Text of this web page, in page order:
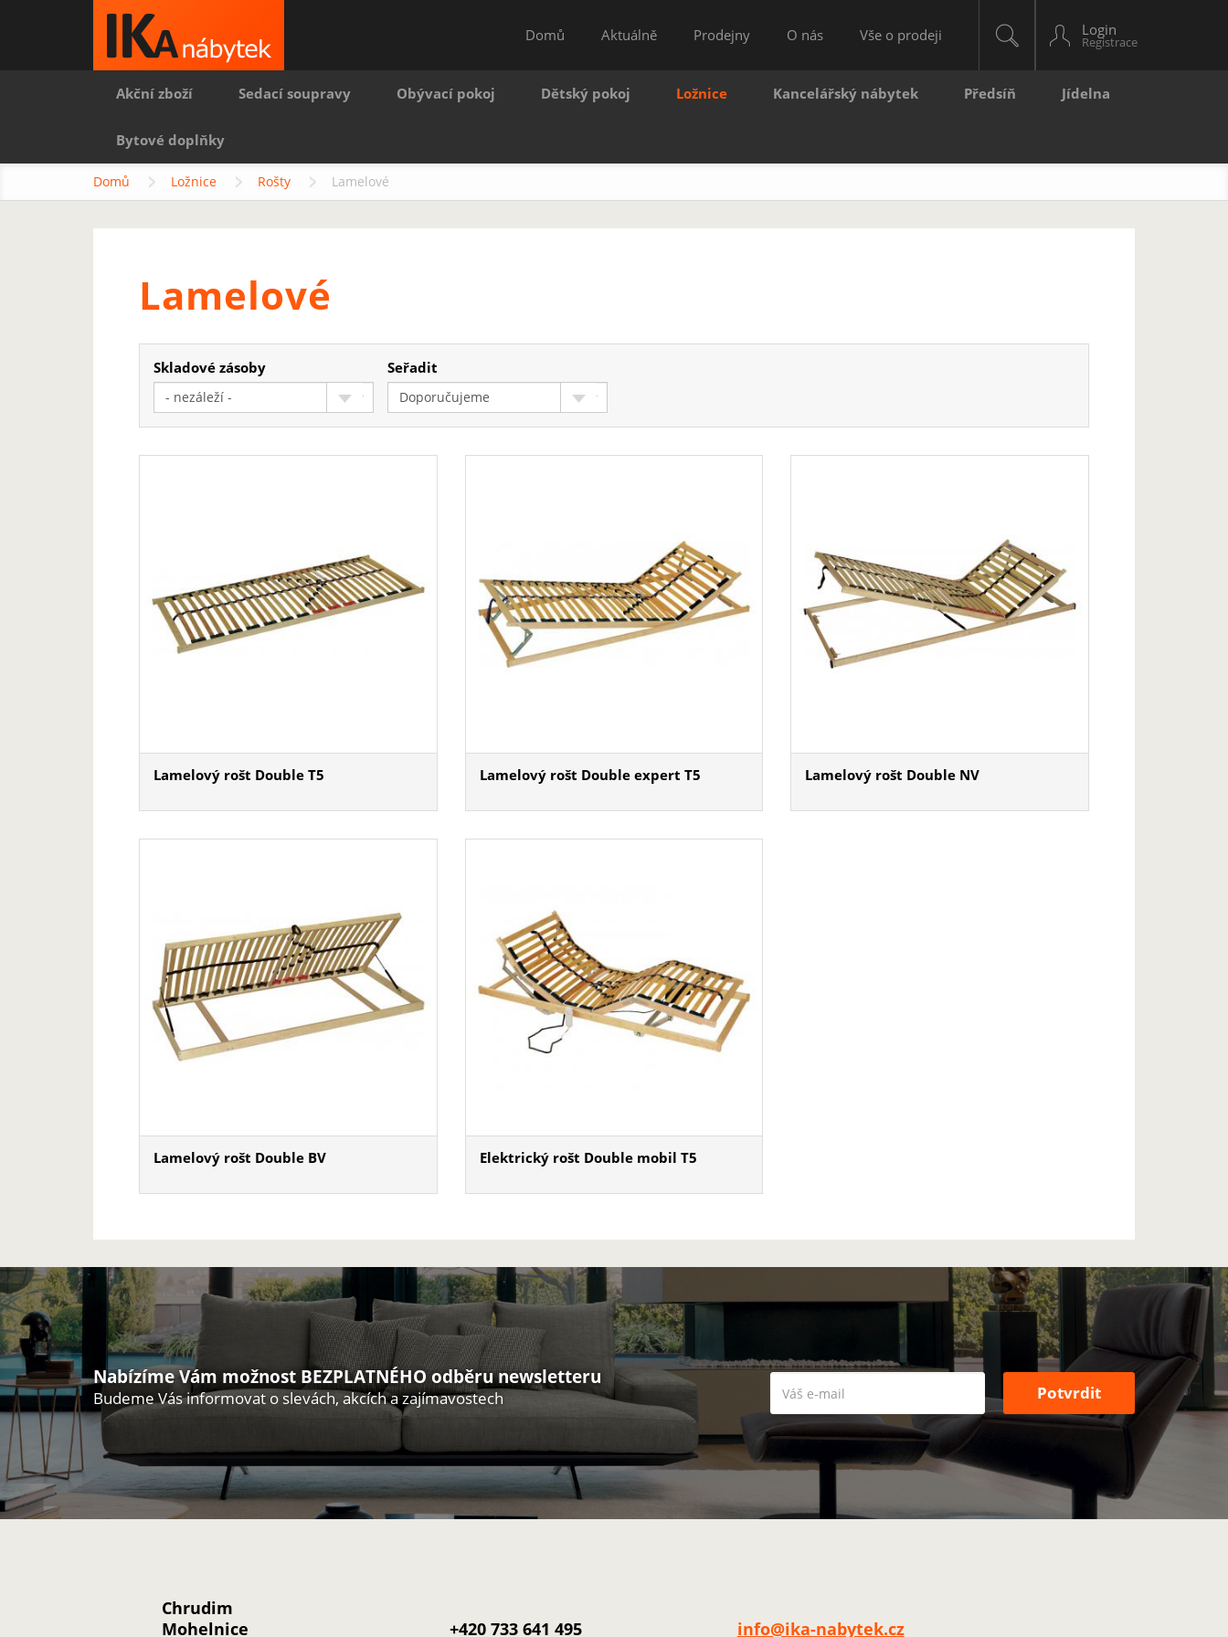
Login
Domů Aktuálně Prodejny O nás Vše o prodeji
Akční zboží Sedací soupravy Obývací pokoj Dětský pokoj Ložnice Kancelářský nábytek Předsíň Jídelna
Bytové doplňky
Domů Ložnice Rošty Lamelové
Lamelové
Skladové zásoby
- nezáleží -
Seřadit
Doporučujeme
Lamelový rošt Double T5 Lamelový rošt Double expert T5 Lamelový rošt Double NV
Lamelový rošt Double BV Elektrický rošt Double mobil T5
Nabízíme Vám možnost BEZPLATNÉHO odběru newsletteru
Budeme Vás informovat o slevách, akcích a zajímavostech
Chrudim
Mohelnice
+420 733 641 495 info@ika-nabytek.cz